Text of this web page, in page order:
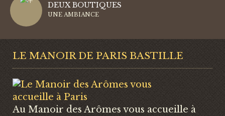
DEUX BOUTIQUES
UNE AMBIANCE
LE MANOIR DE PARIS BASTILLE
Au Manoir des Arômes vous accueille à